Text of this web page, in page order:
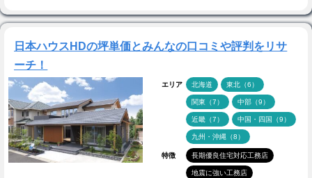
日本ハウスHDの坪単価とみんなの口コミや評判をリサ
ーチ！
エリア 北海道 東北（6）
関東（7） 中部（9）
近畿（7） 中国・四国（9）
九州・沖縄（8）
特徴 長期優良住宅対応工務店
地震に強い工務店